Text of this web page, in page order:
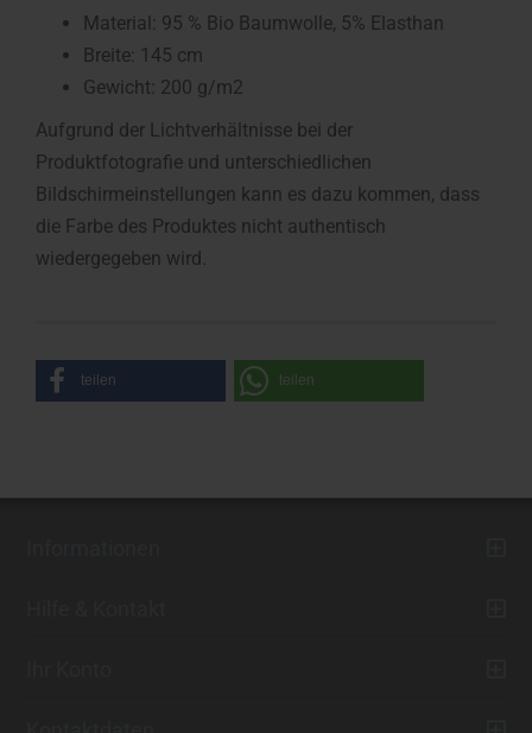
Material: 95 % Bio Baumwolle, 5% Elasthan
Breite: 145 cm
Gewicht: 200 g/m2
Aufgrund der Lichtverhältnisse bei der
Produktfotografie und unterschiedlichen
Bildschirmeinstellungen kann es dazu kommen, dass
die Farbe des Produktes nicht authentisch
wiedergegeben wird.
teilen teilen